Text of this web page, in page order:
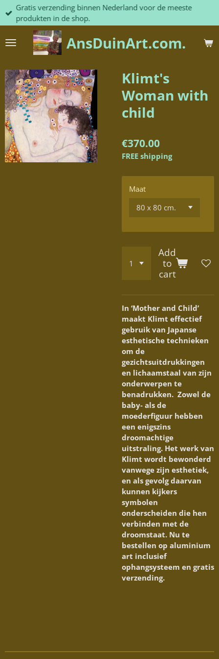
Skip
content
AnsDuinArt.com.
Gratis verzending binnen Nederland voor de meeste
produkten in de shop.
Klimt's
Woman with
child
€370.00
FREE shipping
Maat
Add
to
cart
In ‘Mother and Child’
maakt Klimt effectief
gebruik van Japanse
esthetische technieken
om de
gezichtsuitdrukkingen
en lichaamstaal van zijn
onderwerpen te
benadrukken. Zowel de
baby- als de
moederfiguur hebben
een enigszins
droomachtige
uitstraling. Het werk van
Klimt wordt bewonderd
vanwege zijn esthetiek,
en als gevolg daarvan
kunnen kijkers
symbolen
onderscheiden die hen
verbinden met de
droomstaat. Nu te
bestellen op aluminium
art inclusief
ophangsysteem en gratis
verzending.